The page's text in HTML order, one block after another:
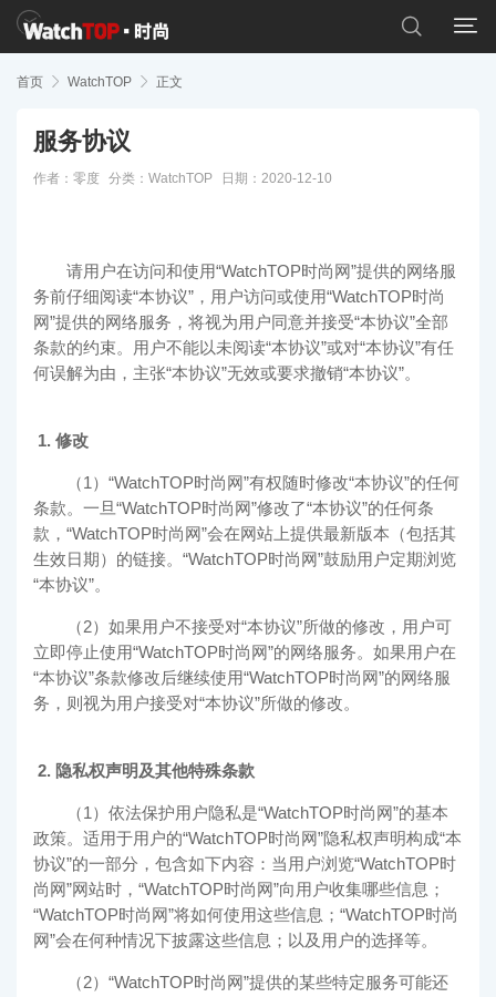


首页  WatchTOP  正文
服务协议
作者：零度 分类： WatchTOP 日期：2020-12-10
请用户在访问和使用“WatchTOP时尚网”提供的网络服
务前仔细阅读“本协议”，用户访问或使用“WatchTOP时尚
网”提供的网络服务，将视为用户同意并接受“本协议”全部
条款的约束。用户不能以未阅读“本协议”或对“本协议”有任
何误解为由，主张“本协议”无效或要求撤销“本协议”。
1. 修改
（1）“WatchTOP时尚网”有权随时修改“本协议”的任何
条款。一旦“WatchTOP时尚网”修改了“本协议”的任何条
款，“WatchTOP时尚网”会在网站上提供最新版本（包括其
生效日期）的链接。“WatchTOP时尚网”鼓励用户定期浏览
“本协议”。
（2）如果用户不接受对“本协议”所做的修改，用户可
立即停止使用“WatchTOP时尚网”的网络服务。如果用户在
“本协议”条款修改后继续使用“WatchTOP时尚网”的网络服
务，则视为用户接受对“本协议”所做的修改。
2. 隐私权声明及其他特殊条款
（1）依法保护用户隐私是“WatchTOP时尚网”的基本
政策。适用于用户的“WatchTOP时尚网”隐私权声明构成“本
协议”的一部分，包含如下内容：当用户浏览“WatchTOP时
尚网”网站时，“WatchTOP时尚网”向用户收集哪些信息；
“WatchTOP时尚网”将如何使用这些信息；“WatchTOP时尚
网”会在何种情况下披露这些信息；以及用户的选择等。
（2）“WatchTOP时尚网”提供的某些特定服务可能还